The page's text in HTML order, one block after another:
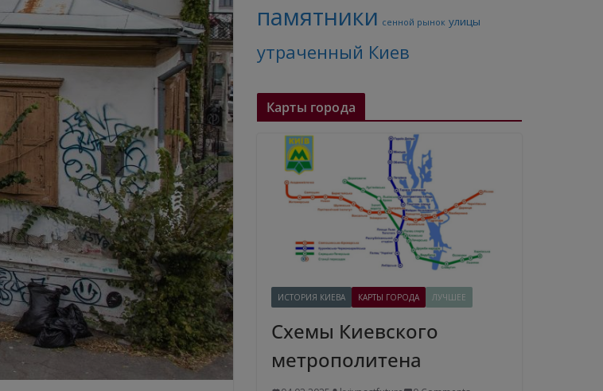
памятники сенной рынок улицы
утраченный Киев
Карты города
ИСТОРИЯ КИЕВА КАРТЫ ГОРОДА ЛУЧШЕЕ
Схемы Киевского
метрополитена